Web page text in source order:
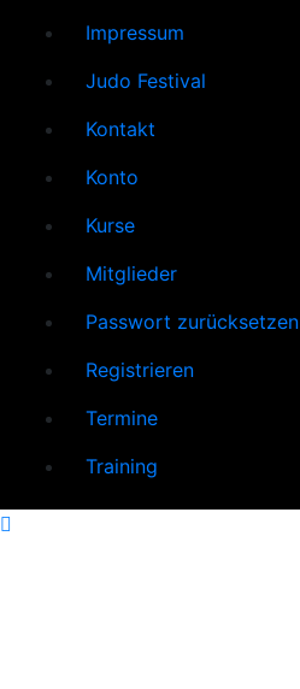
Impressum
Judo Festival
Kontakt
Konto
Kurse
Mitglieder
Passwort zurücksetzen
Registrieren
Termine
Training